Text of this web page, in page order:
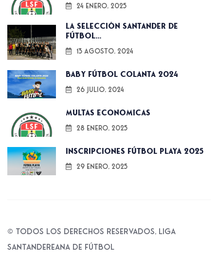
24 enero, 2025
La Selección Santander de
Fútbol...
13 agosto, 2024
Baby Fútbol Colanta 2024
26 julio, 2024
Multas economicas
28 enero, 2025
Inscripciones fútbol playa 2025
29 enero, 2025
© Todos los derechos reservados, Liga
Santandereana de fútbol